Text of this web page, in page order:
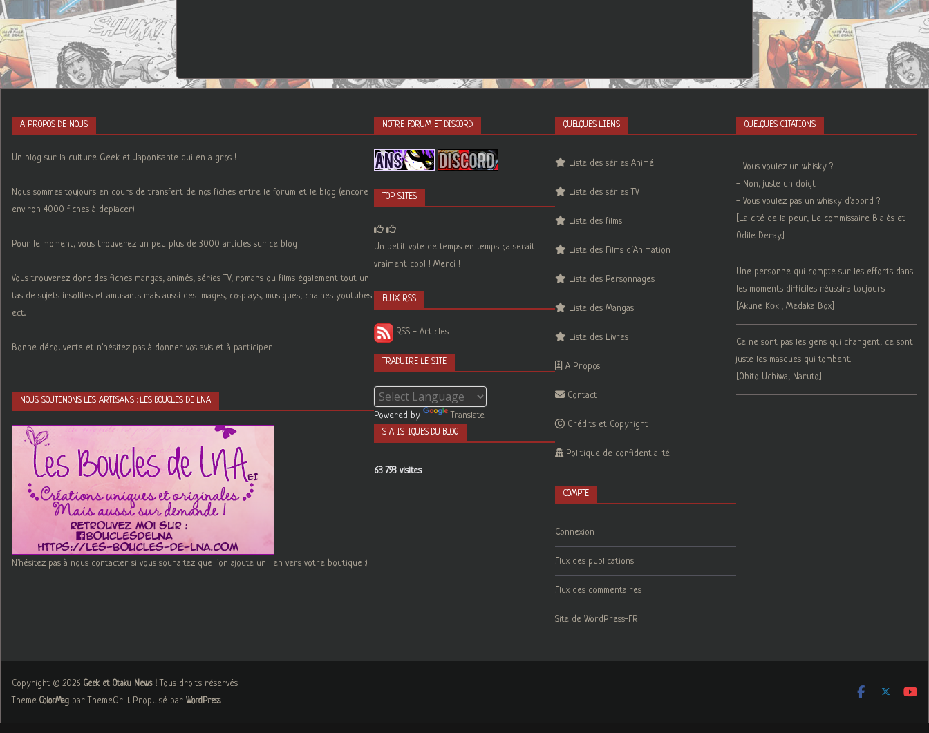
A PROPOS DE NOUS
Un blog sur la culture Geek et Japonisante qui en a gros !
Nous sommes toujours en cours de transfert de nos fiches entre le forum et le blog (encore
environ 4000 fiches à deplacer).
Pour le moment, vous trouverez un peu plus de 3000 articles sur ce blog !
Vous trouverez donc des fiches mangas, animés, séries TV, romans ou films également tout un
tas de sujets insolites et amusants mais aussi des images, cosplays, musiques, chaines youtubes
ect...
Bonne découverte et n'hésitez pas à donner vos avis et à participer !
NOUS SOUTENONS LES ARTISANS : LES BOUCLES DE LNA
N'hésitez pas à nous contacter si vous souhaitez que l'on ajoute un lien vers votre boutique :)
NOTRE FORUM ET DISCORD
TOP SITES
Un petit vote de temps en temps ça serait
vraiment cool ! Merci !
FLUX RSS
RSS - Articles
TRADUIRE LE SITE
Powered by Translate
STATISTIQUES DU BLOG
63 793 visites
QUELQUES LIENS
Liste des séries Animé
Liste des séries TV
Liste des films
Liste des Films d’Animation
Liste des Personnages
Liste des Mangas
Liste des Livres
A Propos
Contact
Crédits et Copyright
Politique de confidentialité
COMPTE
Connexion
Flux des publications
Flux des commentaires
Site de WordPress-FR
QUELQUES CITATIONS
- Vous voulez un whisky ?
- Non, juste un doigt.
- Vous voulez pas un whisky d'abord ?
[La cité de la peur, Le commissaire Bialès et
Odile Deray.]
Une personne qui compte sur les efforts dans
les moments difficiles réussira toujours.
[Akune Kōki, Medaka Box]
Ce ne sont pas les gens qui changent, ce sont
juste les masques qui tombent.
[Obito Uchiwa, Naruto]
Copyright © 2026 Geek et Otaku News !. Tous droits réservés.
Theme ColorMag par ThemeGrill. Propulsé par WordPress.